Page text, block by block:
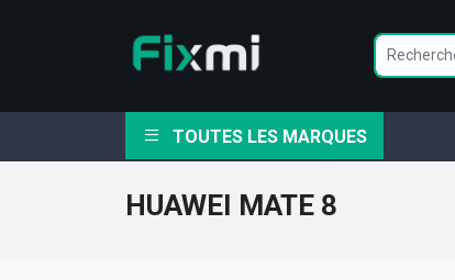
TOUTES LES MARQUES
HUAWEI MATE 8